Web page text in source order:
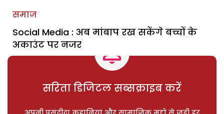
समाज
Social Media : अब मांबाप रख सकेंगे बच्चों के
अकाउंट पर नजर
सरिता डिजिटल सब्सक्राइब करें